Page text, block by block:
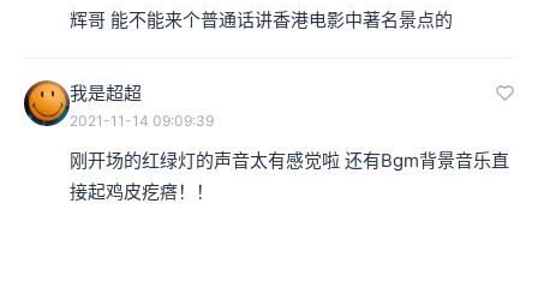
辉哥 能不能来个普通话讲香港电影中著名景点的
我是超超
2021-11-14 09:09:39
刚开场的红绿灯的声音太有感觉啦 还有Bgm背景音乐直
接起鸡皮疙瘩！！